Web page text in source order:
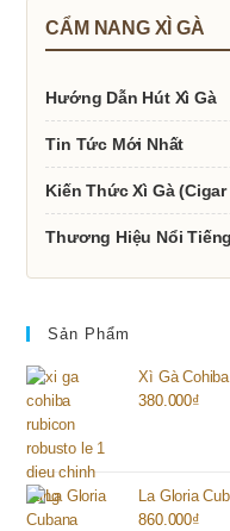
CẨM NANG XÌ GÀ
Hướng Dẫn Hút Xì Gà
Tin Tức Mới Nhất
Kiến Thức Xì Gà (Cigar
Thương Hiệu Nổi Tiếng
Sản Phẩm
Xì Gà
380.000₫
La Gloria
860.000₫